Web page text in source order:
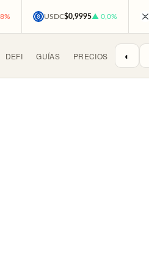
USDC$0,9995▲ 0,0%
DEFI GUÍAS PRECIOS ◐